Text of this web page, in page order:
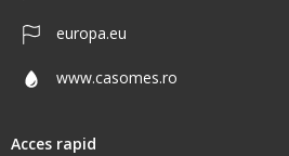
europa.eu
www.casomes.ro
Acces rapid